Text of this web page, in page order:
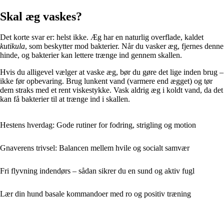
Skal æg vaskes?
Det korte svar er: helst ikke. Æg har en naturlig overflade, kaldet
kutikula, som beskytter mod bakterier. Når du vasker æg, fjernes denne
hinde, og bakterier kan lettere trænge ind gennem skallen.
Hvis du alligevel vælger at vaske æg, bør du gøre det lige inden brug –
ikke før opbevaring. Brug lunkent vand (varmere end ægget) og tør
dem straks med et rent viskestykke. Vask aldrig æg i koldt vand, da det
kan få bakterier til at trænge ind i skallen.
Hestens hverdag: Gode rutiner for fodring, strigling og motion
Gnaverens trivsel: Balancen mellem hvile og socialt samvær
Fri flyvning indendørs – sådan sikrer du en sund og aktiv fugl
Lær din hund basale kommandoer med ro og positiv træning